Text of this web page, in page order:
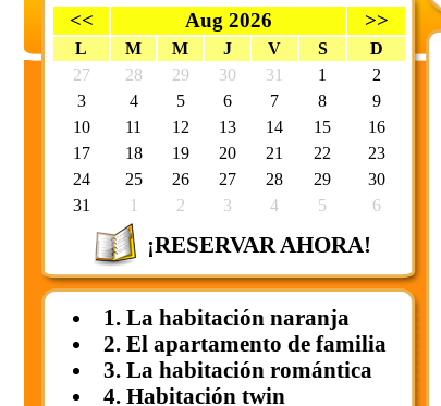
<< Aug 2026 >>
L M M J V S
D
27
28 29 30 31 1
2
3
4 5 6 7 8
9
10
11 12 13 14 15
16
17
18 19 20 21 22
23
24
25 26 27 28 29
30
31
1 2 3 4 5 6
¡RESERVAR AHORA!
1. La habitación naranja
2. El apartamento de familia
3. La habitación romántica
4. Habitación twin